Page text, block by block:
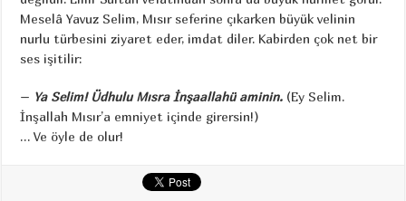
Meselâ Yavuz Selim, Mısır seferine çıkarken büyük velinin
nurlu türbesini ziyaret eder, imdat diler. Kabirden çok net bir
ses işitilir:
– Ya Selim! Üdhulu Mısra İnşaallahü aminin. (Ey Selim.
İnşallah Mısır’a emniyet içinde girersin!)
… Ve öyle de olur!